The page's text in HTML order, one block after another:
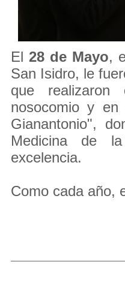
El 28 de Mayo,
San Isidro, le
que realizaron
nosocomio y
Gianantonio",
Medicina de
excelencia.
Como cada año,